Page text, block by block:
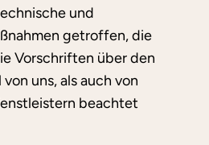
und
getroffen, die
Vorschriften über den
uns, als auch von
beachtet